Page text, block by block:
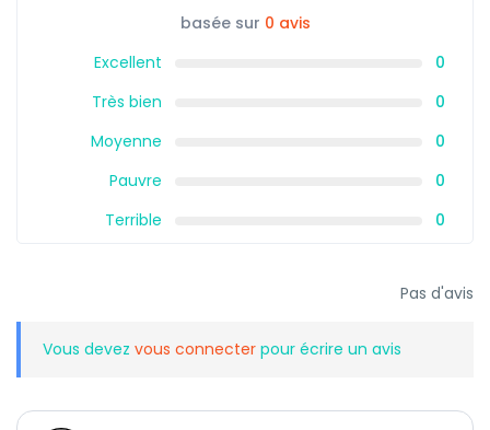
basée sur 0 avis
Excellent
0
Très bien
0
Moyenne
0
Pauvre
0
Terrible
0
Pas d'avis
Vous devez vous connecter pour écrire un avis